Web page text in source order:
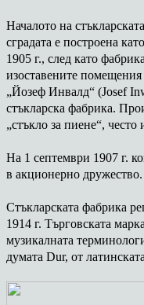
Началото на
сградата е построена
1905 г., след като
изоставените
„Йозеф Инвалд“ (Josef
стъкларска фабрика.
„стъкло за пиене“, често
На 1 септември 1907 г.
в акционерно дружество.
Стъкларската фабрика
1914 г. Търговската
музикалната
думата Dur, от